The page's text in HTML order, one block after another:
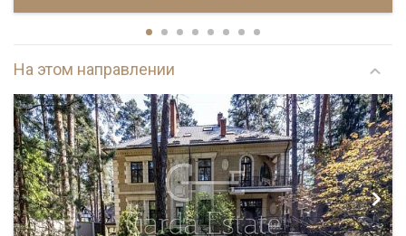
На этом направлении